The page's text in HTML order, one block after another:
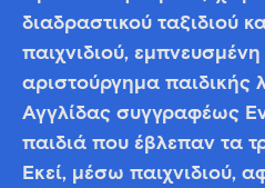
διαδραστικού ταξιδιού
παιχνιδιού,
αριστούργημα παιδικής
Αγγλίδας συγγραφέως
παιδιά που έβλεπαν τα
Εκεί, μέσω παιχνιδιού,